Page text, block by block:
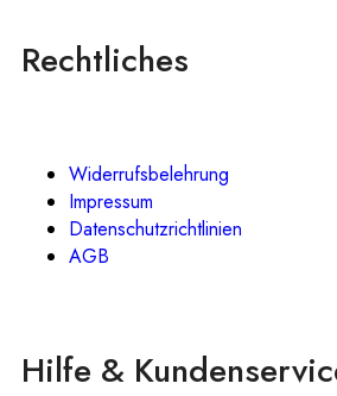
Rechtliches
Widerrufsbelehrung
Impressum
Datenschutzrichtlinien
AGB
Hilfe &